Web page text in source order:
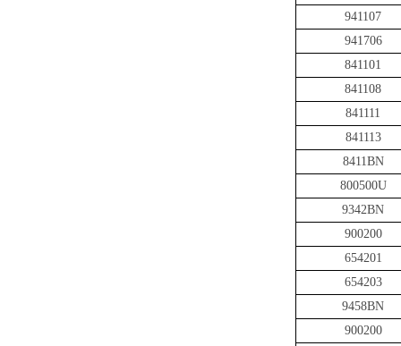
941107
941706
841101
841108
841111
841113
8411BN
800500U
9342BN
900200
654201
654203
9458BN
900200